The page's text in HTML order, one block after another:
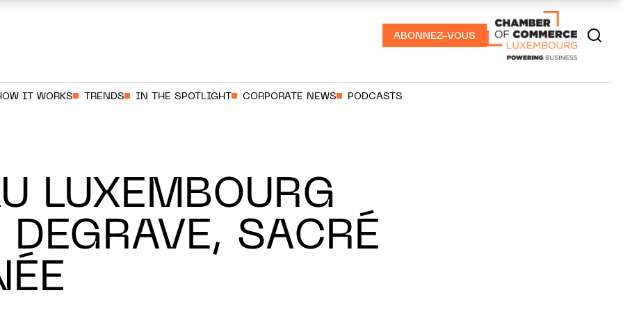
ABONNEZ-VOUS
IT WORKS TRENDS IN THE SPOTLIGHT CORPORATE NEWS PODCASTS
LUXEMBOURG
SACRÉ